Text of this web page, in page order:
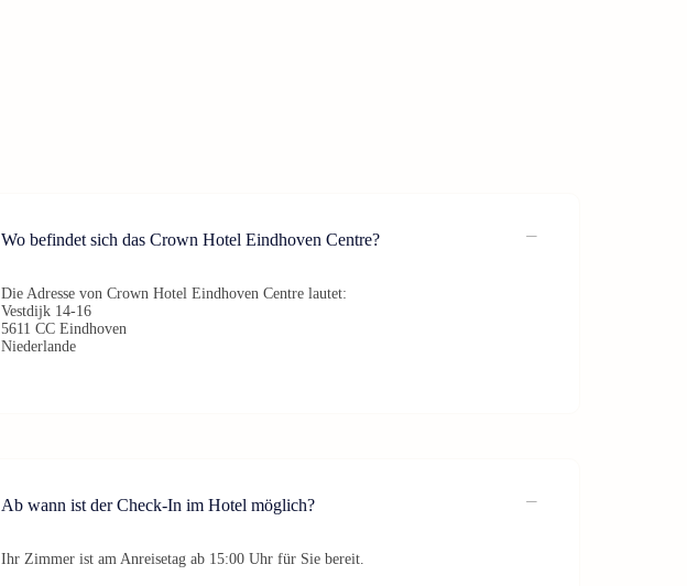
Wo befindet sich das Crown Hotel Eindhoven Centre?
Die Adresse von Crown Hotel Eindhoven Centre lautet:
Vestdijk 14-16
5611 CC Eindhoven
Niederlande
Ab wann ist der Check-In im Hotel möglich?
Ihr Zimmer ist am Anreisetag ab 15:00 Uhr für Sie bereit.